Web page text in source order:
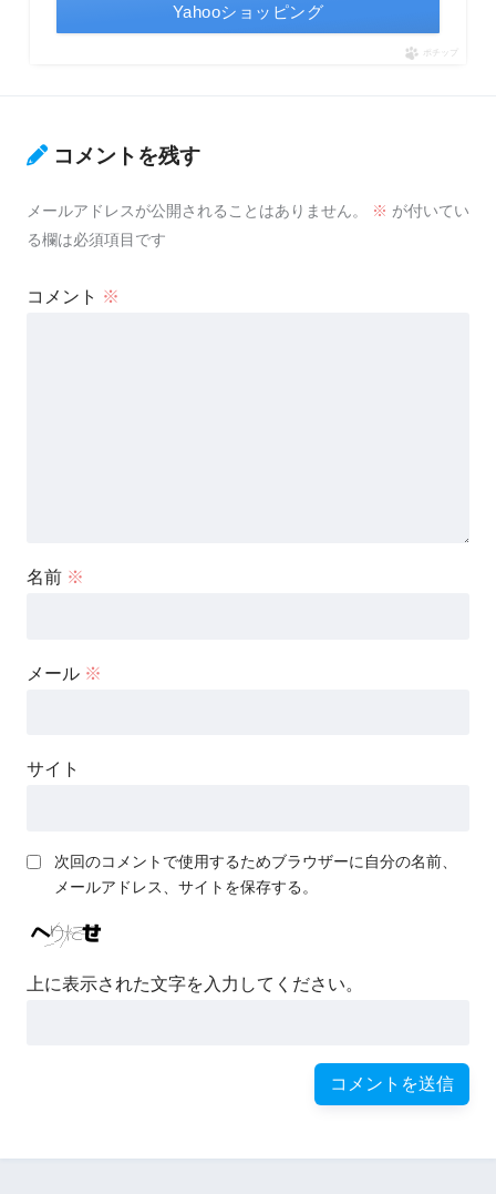
Yahooショッピング
ポチップ
コメントを残す
メールアドレスが公開されることはありません。 ※ が付いてい
る欄は必須項目です
コメント ※
名前 ※
メール ※
サイト
次回のコメントで使用するためブラウザーに自分の名前、
メールアドレス、サイトを保存する。
上に表示された文字を入力してください。